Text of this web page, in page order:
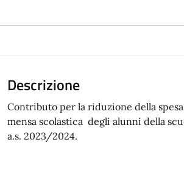
Descrizione
Contributo per la riduzione della
mensa scolastica degli alunni della
a.s. 2023/2024.